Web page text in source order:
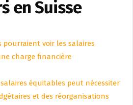
en Suisse
pourraient voir les salaires
charge financière
équitables peut nécessiter
et des réorganisations